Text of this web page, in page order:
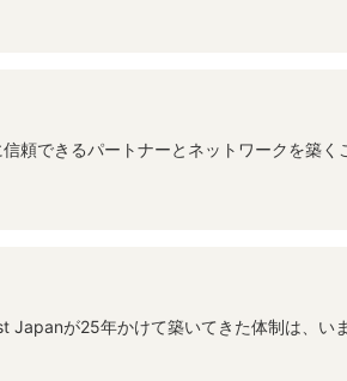
頼できるパートナーとネットワークを築く
Japanが25年かけて築いてきた体制は、い